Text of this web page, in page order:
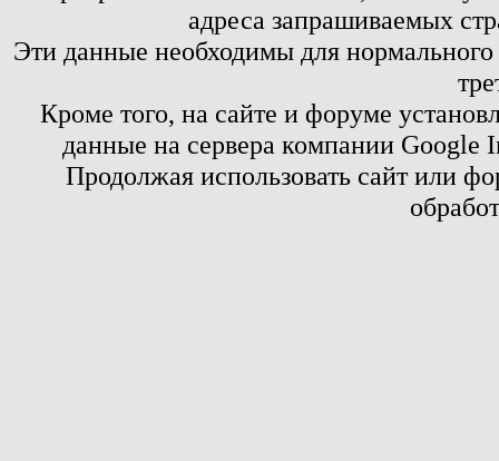
адреса запрашиваемых
Эти данные необходимы для
Кроме того, на сайте и форуме
данные на сервера компании
Продолжая использовать сайт или